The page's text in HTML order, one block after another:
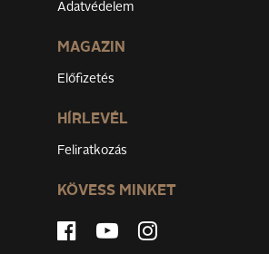
Adatvédelem
MAGAZIN
Előfizetés
HÍRLEVÉL
Feliratkozás
KÖVESS MINKET